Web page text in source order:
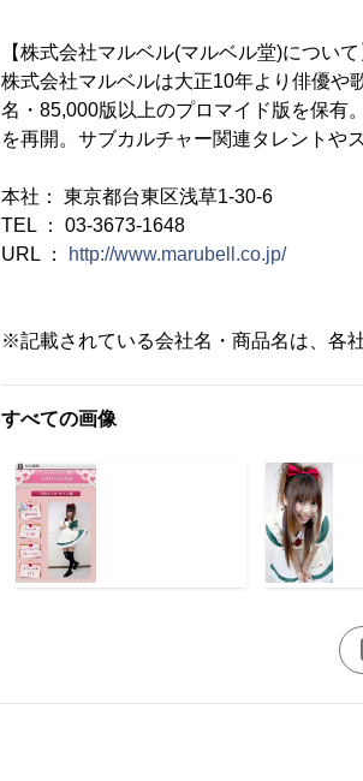
【株式会社マルベル(マルベル堂)について
株式会社マルベルは大正10年より俳優や
名・85,000版以上のプロマイド版を保有
を再開。サブカルチャー関連タレントや
本社： 東京都台東区浅草1-30-6
TEL ： 03-3673-1648
URL ：
http://www.marubell.co.jp/
※記載されている会社名・商品名は、各
すべての画像